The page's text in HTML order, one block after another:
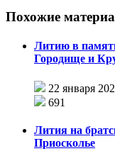
Похожие
Литию в
Городище и
22 января
691
Лития на
Приосколье